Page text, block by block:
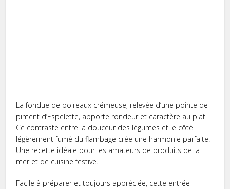
La fondue de poireaux crémeuse, relevée d’une pointe de
piment d’Espelette, apporte rondeur et caractère au plat.
Ce contraste entre la douceur des légumes et le côté
légèrement fumé du flambage crée une harmonie parfaite.
Une recette idéale pour les amateurs de produits de la
mer et de cuisine festive.
Facile à préparer et toujours appréciée, cette entrée